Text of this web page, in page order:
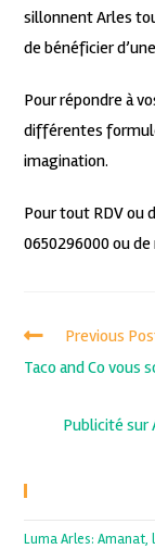
sillonnent Arles
de bénéficier
Pour répondre à
différentes
imagination.
Pour tout RDV ou
0650296000 ou
Previous
Taco and Co vous
Publicité sur
Luma Arles: